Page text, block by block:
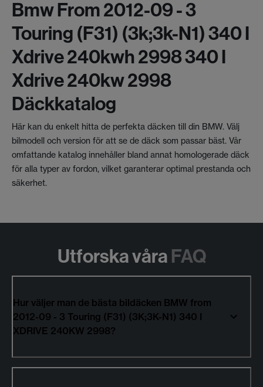
Bmw From 2012-09 - 3
Touring (f31) (3k;3k-N1) 340 I
Xdrive 240kwh 2998 340 I
Xdrive 240kw 2998
Däckkatalog
Här kan du enkelt hitta de perfekta däcken till din BMW. Välj
bilmodell och version för att se de däck som passar bäst. Vår
omfattande katalog innehåller bland annat homologerade däck
för alla typer av fordon, vilket garanterar optimal prestanda och
säkerhet.
Utforska våra FAQ
Hur väljer man de bästa bildäcken BMW from
2012-09 - 3 Touring (F31) (3K;3K-N1) 340 I
XDRIVE 240KW 2998?